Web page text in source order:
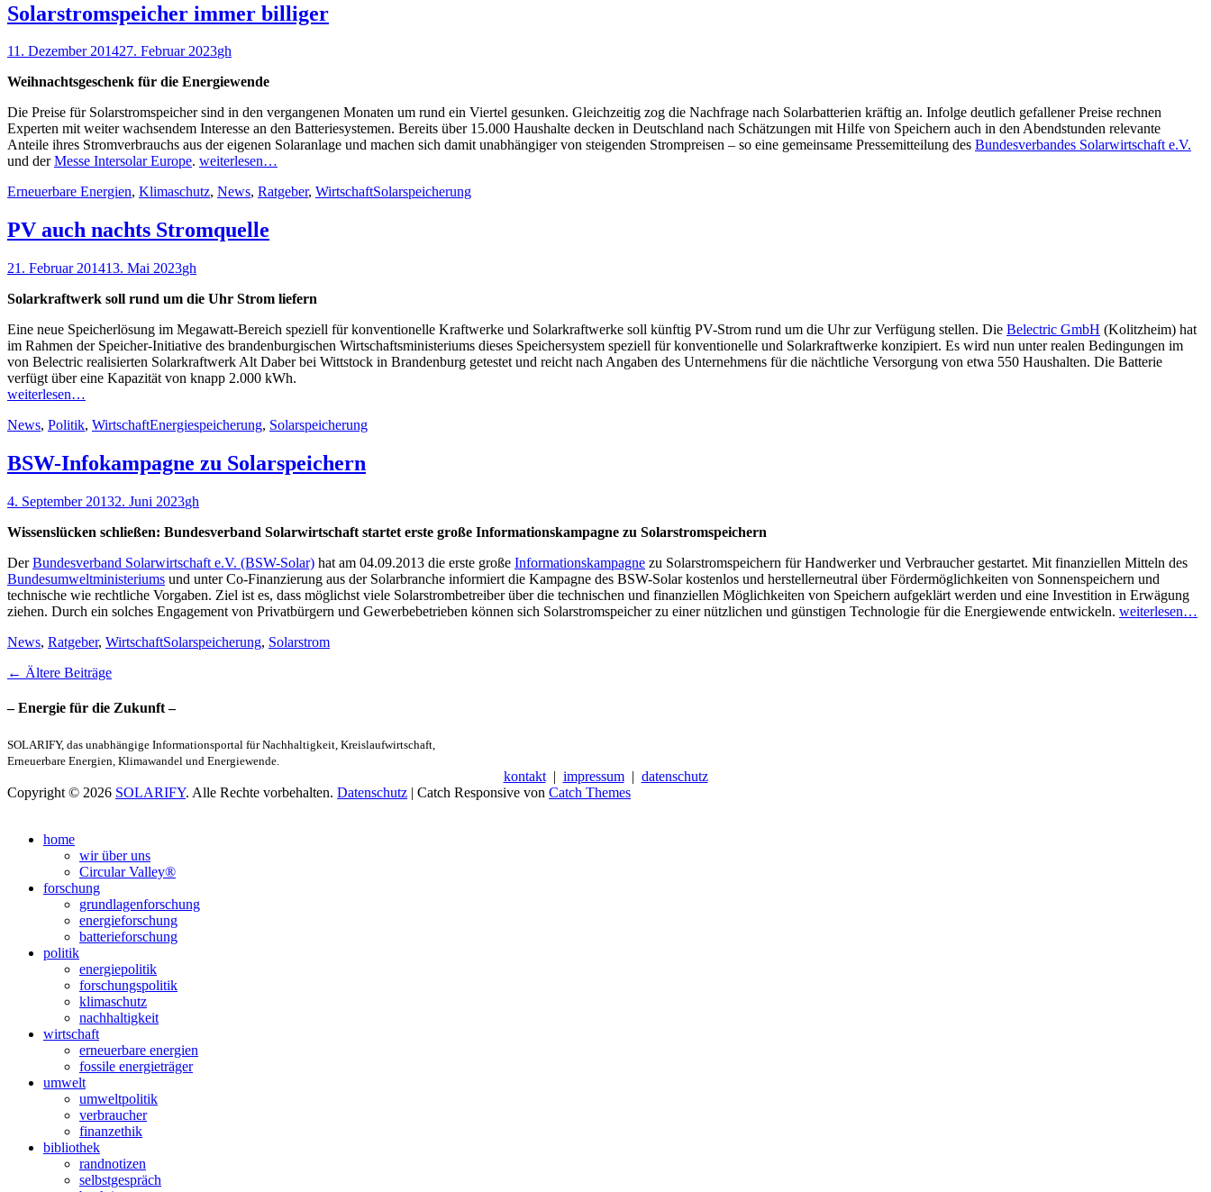
Solarstromspeicher immer billiger
Veröffentlicht
11. Dezember 201427. Februar 2023Autor
gh
Weihnachtsgeschenk für die Energiewende
Die Preise für Solarstromspeicher sind in den vergangenen Monaten um rund ein Viertel gesunken. Gleichzeitig zog die Nachfrage nach Solarbatterien kräftig an. Infolge deutlich gefallener Preise rechnen
Experten mit weiter wachsendem Interesse an den Batteriesystemen. Bereits über 15.000 Haushalte decken in Deutschland nach Schätzungen mit Hilfe von Speichern auch in den Abendstunden relevante
Anteile ihres Stromverbrauchs aus der eigenen Solaranlage und machen sich damit unabhängiger von steigenden Strompreisen – so eine gemeinsame Pressemitteilung des Bundesverbandes Solarwirtschaft e.V.
und derMesse Intersolar Europe. weiterlesen…
Kategorien
Erneuerbare Energien, Klimaschutz, News, Ratgeber, WirtschaftSchlagworte
Solarspeicherung
PV auch nachts Stromquelle
Veröffentlicht
21. Februar 201413. Mai 2023Autor
gh
Solarkraftwerk soll rund um die Uhr Strom liefern
Eine neue Speicherlösung im Megawatt-Bereich speziell für konventionelle Kraftwerke und Solarkraftwerke soll künftig PV-Strom rund um die Uhr zur Verfügung stellen. Die Belectric GmbH (Kolitzheim) hat
im Rahmen der Speicher-Initiative des brandenburgischen Wirtschaftsministeriums dieses Speichersystem speziell für konventionelle und Solarkraftwerke konzipiert. Es wird nun unter realen Bedingungen im
von Belectric realisierten Solarkraftwerk Alt Daber bei Wittstock in Brandenburg getestet und reicht nach Angaben des Unternehmens für die nächtliche Versorgung von etwa 550 Haushalten. Die Batterie
verfügt über eine Kapazität von knapp 2.000 kWh.
weiterlesen…
Kategorien
News, Politik, WirtschaftSchlagworte
Energiespeicherung, Solarspeicherung
BSW-Infokampagne zu Solarspeichern
Veröffentlicht
4. September 20132. Juni 2023Autor
gh
Wissenslücken schließen: Bundesverband Solarwirtschaft startet erste große Informationskampagne zu Solarstromspeichern
DerBundesverband Solarwirtschaft e.V. (BSW-Solar) hat am 04.09.2013 die erste große Informationskampagne zu Solarstromspeichern für Handwerker und Verbraucher gestartet. Mit finanziellen Mitteln des
Bundesumweltministeriums und unter Co-Finanzierung aus der Solarbranche informiert die Kampagne des BSW-Solar kostenlos und herstellerneutral über Fördermöglichkeiten von Sonnenspeichern und
technische wie rechtliche Vorgaben. Ziel ist es, dass möglichst viele Solarstrombetreiber über die technischen und finanziellen Möglichkeiten von Speichern aufgeklärt werden und eine Investition in Erwägung
ziehen. Durch ein solches Engagement von Privatbürgern und Gewerbebetrieben können sich Solarstromspeicher zu einer nützlichen und günstigen Technologie für die Energiewende entwickeln. weiterlesen…
Kategorien
News, Ratgeber, WirtschaftSchlagworte
Solarspeicherung, Solarstrom
Beitragsnavigation
← Ältere Beiträge
– Energie für die Zukunft –
SOLARIFY, das unabhängige Informationsportal für Nachhaltigkeit, Kreislaufwirtschaft,
Erneuerbare Energien, Klimawandel und Energiewende.
kontakt| impressum| datenschutz
Copyright © 2026 SOLARIFY. Alle Rechte vorbehalten. Datenschutz | Catch Responsive von Catch Themes
oben
scrollen
home
wir über uns
Circular Valley®
forschung
grundlagenforschung
energieforschung
batterieforschung
politik
energiepolitik
forschungspolitik
klimaschutz
nachhaltigkeit
wirtschaft
erneuerbare energien
fossile energieträger
umwelt
umweltpolitik
verbraucher
finanzethik
bibliothek
randnotizen
selbstgespräch